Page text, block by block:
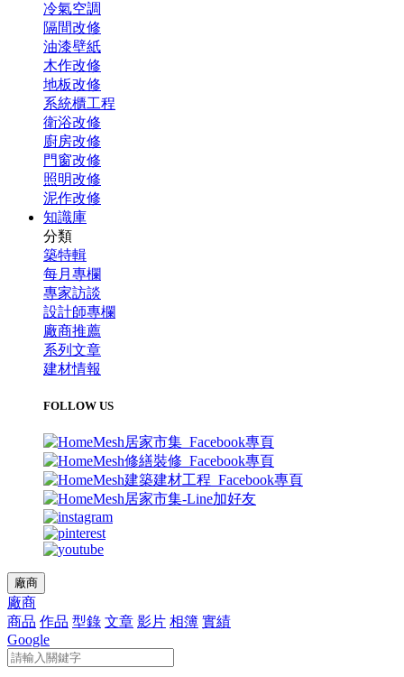
冷氣空調
隔間改修
油漆壁紙
木作改修
地板改修
系統櫃工程
衛浴改修
廚房改修
門窗改修
照明改修
泥作改修
知識庫
分類
築特輯
每月專欄
專家訪談
設計師專欄
廠商推薦
系列文章
建材情報
FOLLOW US
廠商
廠商
商品 作品 型錄 文章 影片 相簿 實績
Google